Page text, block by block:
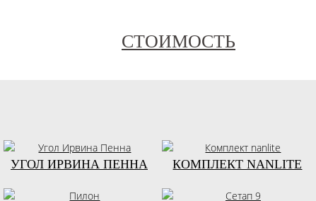
СТОИМОСТЬ
УГОЛ ИРВИНА ПЕННА КОМПЛЕКТ NANLITE